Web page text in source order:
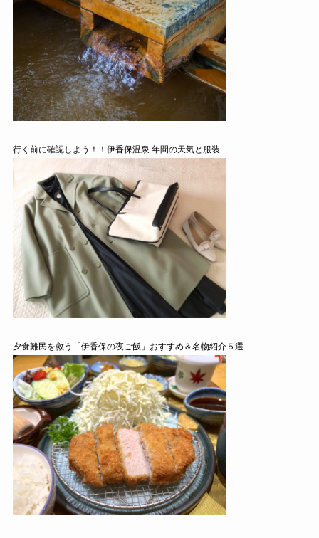
行く前に確認しよう！！伊香保温泉 年間の天気と服装
夕食難民を救う「伊香保の夜ご飯」おすすめ＆名物紹介５選